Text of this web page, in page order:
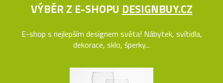
VÝBĚR Z E-SHOPU DESIGNBUY.CZ
E-shop s nejlepším designem světa! Nábytek, svítidla,
dekorace, sklo, šperky...